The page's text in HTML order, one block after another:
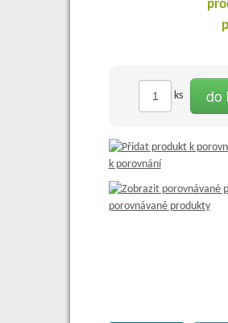
ks do
k porovnání
porovnávané produkty